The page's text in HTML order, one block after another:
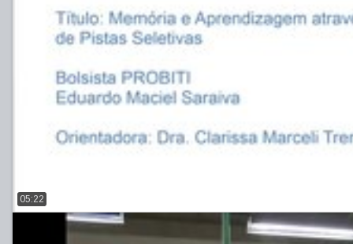
05:22